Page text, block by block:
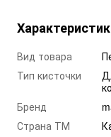
Вид товара
Тип кисточки
Бренд
Страна ТМ